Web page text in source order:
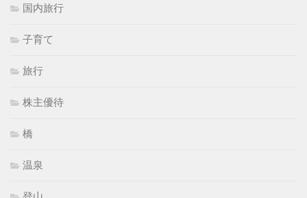
国内旅行
子育て
旅行
株主優待
橋
温泉